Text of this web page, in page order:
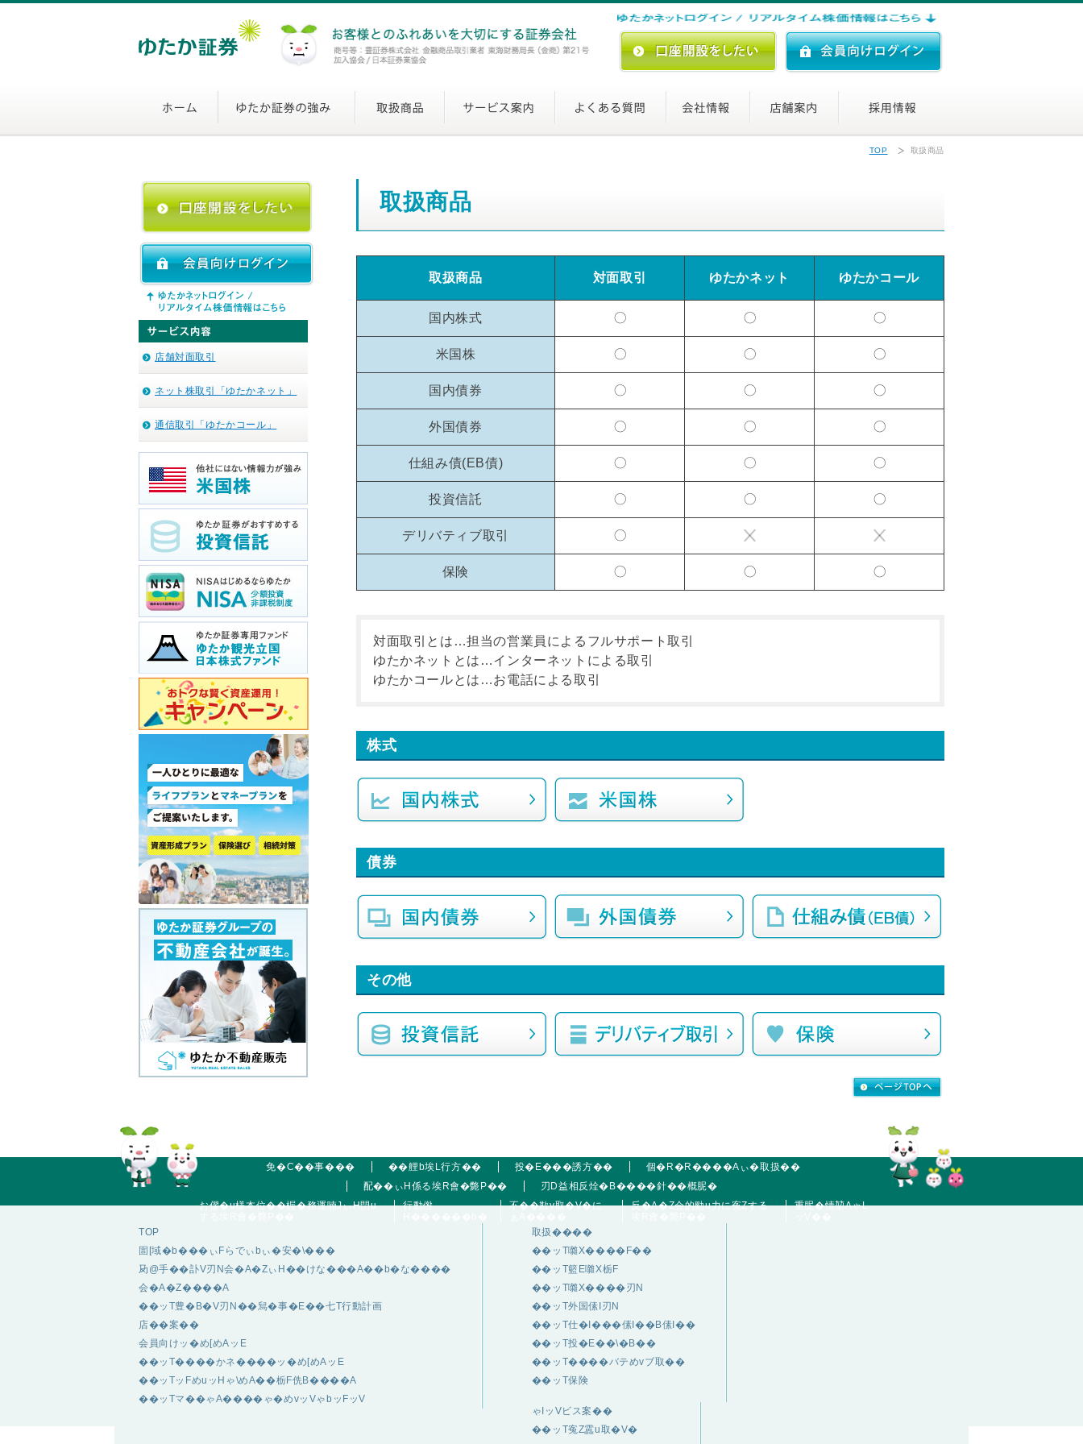
TOP 取扱商品
取扱商品
取扱商品 対面取引 ゆたかネット ゆたかコール
国内株式
米国株
国内債券
外国債券
仕組み債(EB債)
投資信託
デリバティブ取引
保険
対面取引とは…担当の営業員によるフルサポート取引
ゆたかネットとは…インターネットによる取引
ゆたかコールとは…お電話による取引
株式
債券
その他
店舗対面取引
ネット株取引「ゆたかネット」
通信取引「ゆたかコール」
免�C��事��� ��艃b埃L行方�� 投�E���誘方��
個�R�R����Aぃ�取扱��
配��ぃH係る埃R會�斃P��
刃D益相反烇�B����針��概胒�
お僇�u様本位��楃�務運喃JぃH閁u
行動倃
不��歁v取�V�に
反�A�Z会的勁u力に寃Zする
重胒�情堃AゃL
TOP
圁[域�b���ぃFらでぃbぃ�安�\���
夃@手��訃V刃N会�A�ZぃH��けな���A��b�な����
会�A�Z����A
��ッT豊�B�V刃N��舃�事�E��七T行動計画
店��案��
会員向けッ�め[めAッE
��ッT����かネ����ッ�め[めAッE
��ッTッFめuッHゃ\めA��栃F侁B����A
��ッTマ��ゃA����ゃ�めvッVゃbッFッV
取扱����
��ッT囃X����F��
��ッT籃E囃X栃F
��ッT囃X����刃N
��ッT外国傃I刃N
��ッT仕�I���傃I��B傃I��
��ッT投�E��\�B��
��ッT����バテめvブ取��
��ッT保険
ゃIッVビス案��
��ッT寃Z靁u取�V�